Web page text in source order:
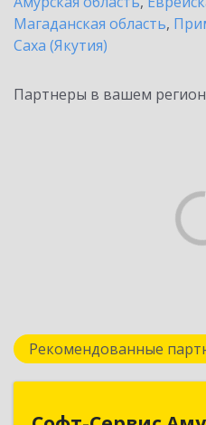
Магаданская область,
Саха (Якутия)
Партнеры в вашем
Рекомендованные